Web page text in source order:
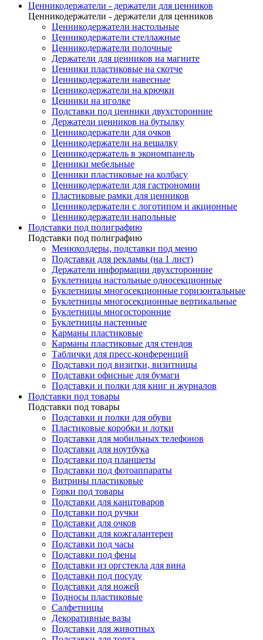
Ценникодержатели - держатели для ценников
Ценникодержатели - держатели для ценников
Ценникодержатели настольные
Ценникодержатели стеллажные
Ценникодержатели полочные
Держатели для ценников на магните
Ценники пластиковые на скотче
Ценникодержатели навесные
Ценникодержатели на крючки
Ценники на иголке
Подставки под ценники двухсторонние
Держатели ценников на бутылку
Ценникодержатели для очков
Ценникодержатели на вешалку
Ценникодержатель в экономпанель
Ценники мебельные
Ценники пластиковые на колбасу
Ценникодержатели для гастрономии
Пластиковые рамки для ценников
Ценникодержатели с логотипом и акционные
Ценникодержатели напольные
Подставки под полиграфию
Подставки под полиграфию
Менюхолдеры, подставки под меню
Подставки для рекламы (на 1 лист)
Держатели информации двухсторонние
Буклетницы настольные односекционные
Буклетницы многосекционные горизонтальные
Буклетницы многосекционные вертикальные
Буклетницы многосторонние
Буклетницы настенные
Карманы пластиковые
Карманы пластиковые для стендов
Таблички для пресс-конференций
Подставки под визитки, визитницы
Подставки офисные для бумаги
Подставки и полки для книг и журналов
Подставки под товары
Подставки под товары
Подставки и полки для обуви
Пластиковые коробки и лотки
Подставки для мобильных телефонов
Подставки для ноутбука
Подставки под планшеты
Подставки под фотоаппараты
Витрины пластиковые
Горки под товары
Подставки для канцтоваров
Подставки под ручки
Подставки для очков
Подставки для кожгалантереи
Подставки под часы
Подставки под фены
Подставки из оргстекла для вина
Подставки под посуду
Подставки для ножей
Подносы пластиковые
Салфетницы
Декоративные вазы
Подставки для животных